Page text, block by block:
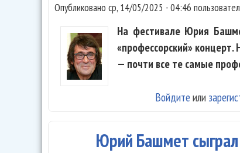
Опубликовано ср, 14/05/2025 - 04:46
На фестивале Юрия
«профессорский»
— почти все те самые
Войдите или
Юрий Башмет сыграл